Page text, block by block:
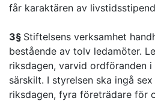
får karaktären av
3§ Stiftelsens verksamhet
bestående av tolv ledamöter.
riksdagen, varvid ordföranden
särskilt. I styrelsen ska ingå
riksdagen, fyra företrädare för